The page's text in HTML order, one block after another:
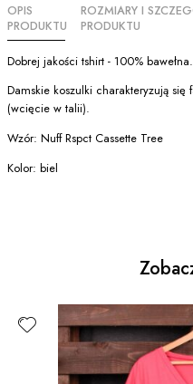
OPIS
PRODUKTU
ROZMIARY I
PRODUKTU
Dobrej jakości tshirt - 100%
Damskie koszulki charakteryzują
(wcięcie w talii).
Wzór: Nuff Rspct Cassette Tree
Kolor: biel